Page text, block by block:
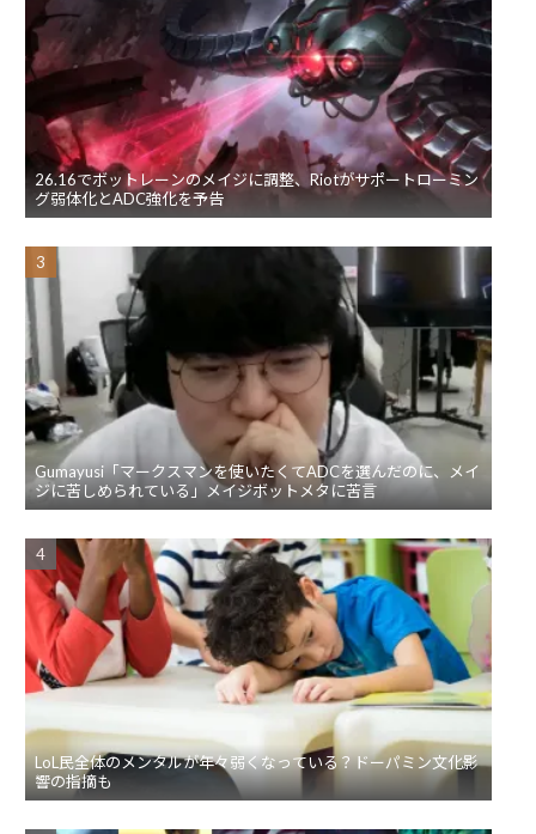
26.16でボットレーンのメイジに調整、Riotがサポートローミン
グ弱体化とADC強化を予告
Gumayusi「マークスマンを使いたくてADCを選んだのに、メイ
ジに苦しめられている」メイジボットメタに苦言
LoL民全体のメンタルが年々弱くなっている？ドーパミン文化影
響の指摘も